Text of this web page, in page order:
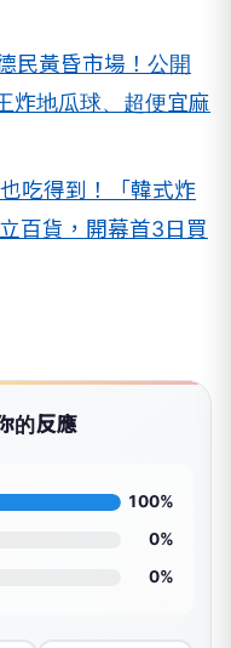
民黃昏市場！公開
炸地瓜球、超便宜麻
吃得到！「韓式炸
百貨，開幕首3日買
的反應
100%
0%
0%